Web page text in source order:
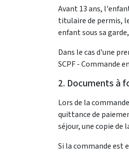
Avant 13 ans,
titulaire de permis,
enfant sous sa
Dans le cas d'une
SCPF - Commande
2. Documents à
Lors de la
quittance de
séjour, une copie de
Si la commande est